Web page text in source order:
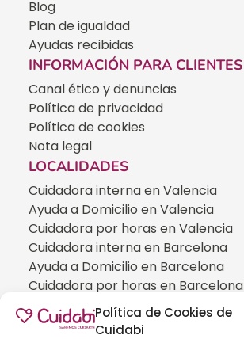
Política de Cookies de
Cuidabi
Blog
Plan de igualdad
Ayudas recibidas
INFORMACIÓN PARA CLIENTES
Canal ético y denuncias
Política de privacidad
Política de cookies
Nota legal
LOCALIDADES
Cuidadora interna en Valencia
Ayuda a Domicilio en Valencia
Cuidadora por horas en Valencia
Cuidadora interna en Barcelona
Ayuda a Domicilio en Barcelona
Cuidadora por horas en Barcelona
Cuidadora interna en Madrid
Ayuda a Domicilio en Madrid